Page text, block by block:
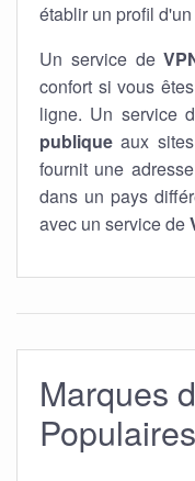
établir un profil
Un service de
confort si vous
ligne. Un service
publique aux
fournit une
dans un pays
avec un service de
Marques
Populaires